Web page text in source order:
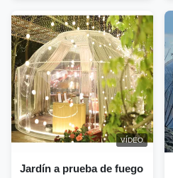
VÍDEO
Jardín a prueba de fuego